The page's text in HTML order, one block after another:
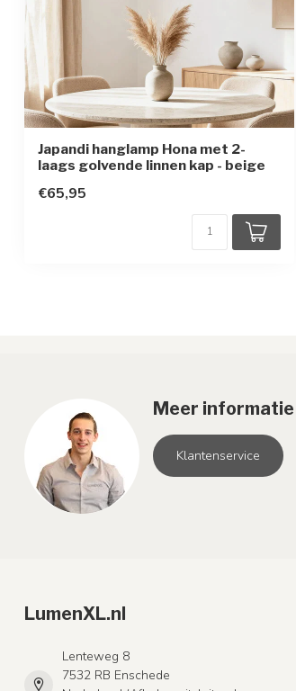
Japandi hanglamp Hona met 2-
laags golvende linnen kap - beige
€65,95
Meer informatie
Klantenservice
LumenXL.nl
Lenteweg 8
7532 RB Enschede